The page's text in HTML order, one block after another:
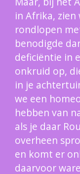
in Afrika,
rondlopen
benodigde
deficiëntie in
onkruid op,
in je
we een
hebben van
als je daar
overheen
en komt er
daarvoor